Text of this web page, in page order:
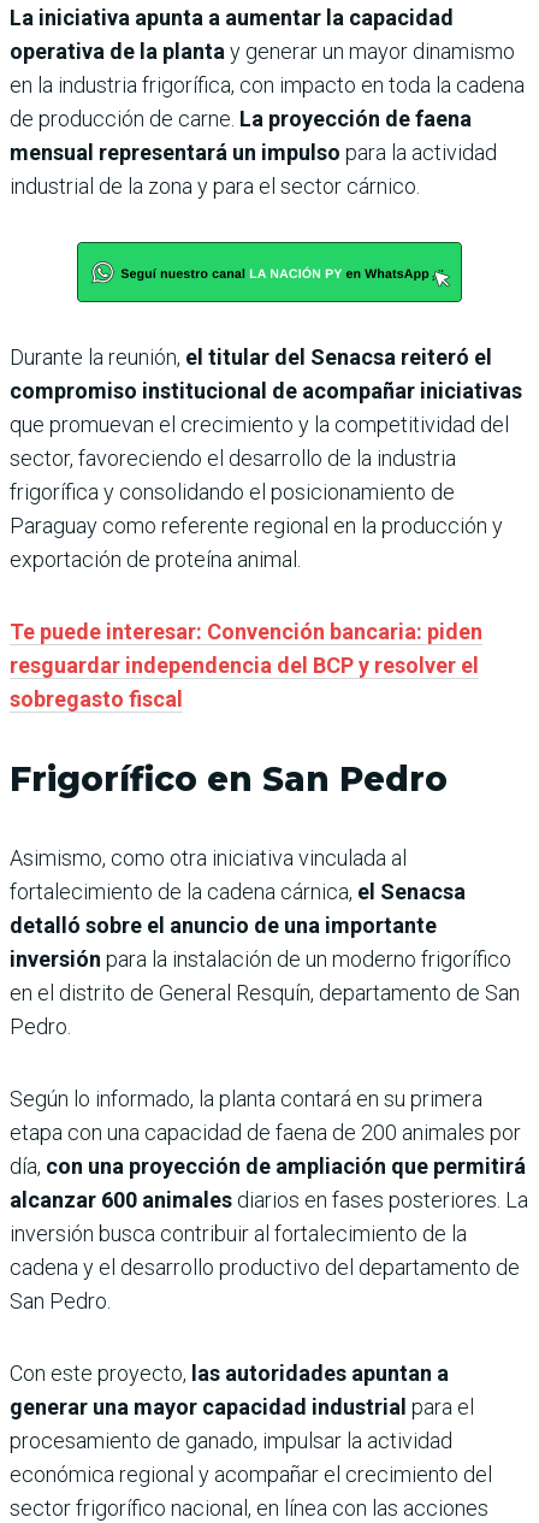
La iniciativa apunta a aumentar la capacidad
operativa de la planta y generar un mayor dinamismo
en la industria frigorífica, con impacto en toda la cadena
de producción de carne. La proyección de faena
mensual representará un impulso para la actividad
industrial de la zona y para el sector cárnico.
Durante la reunión, el titular del Senacsa reiteró el
compromiso institucional de acompañar iniciativas
que promuevan el crecimiento y la competitividad del
sector, favoreciendo el desarrollo de la industria
frigorífica y consolidando el posicionamiento de
Paraguay como referente regional en la producción y
exportación de proteína animal.
Te puede interesar: Convención bancaria: piden
resguardar independencia del BCP y resolver el
sobregasto fiscal
Frigorífico en San Pedro
Asimismo, como otra iniciativa vinculada al
fortalecimiento de la cadena cárnica, el Senacsa
detalló sobre el anuncio de una importante
inversión para la instalación de un moderno frigorífico
en el distrito de General Resquín, departamento de San
Pedro.
Según lo informado, la planta contará en su primera
etapa con una capacidad de faena de 200 animales por
día, con una proyección de ampliación que permitirá
alcanzar 600 animales diarios en fases posteriores. La
inversión busca contribuir al fortalecimiento de la
cadena y el desarrollo productivo del departamento de
San Pedro.
Con este proyecto, las autoridades apuntan a
generar una mayor capacidad industrial para el
procesamiento de ganado, impulsar la actividad
económica regional y acompañar el crecimiento del
sector frigorífico nacional, en línea con las acciones